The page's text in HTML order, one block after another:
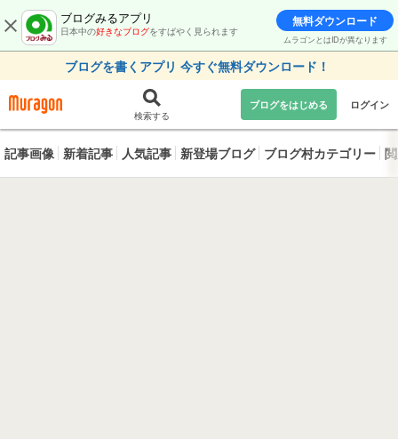
ブログみるアプリ
日本中の好きなブログをすばやく見られます
無料ダウンロード
ムラゴンとはIDが異なります
ブログを書くアプリ 今すぐ無料ダウンロード！
検索する
ブログをはじめる ログイン
記事画像 新着記事 人気記事 新登場ブログ ブログ村カテゴリー